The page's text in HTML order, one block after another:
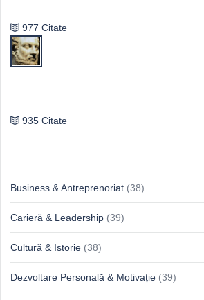
977 Citate
935 Citate
Business & Antreprenoriat (38)
Carieră & Leadership (39)
Cultură & Istorie (38)
Dezvoltare Personală & Motivație (39)